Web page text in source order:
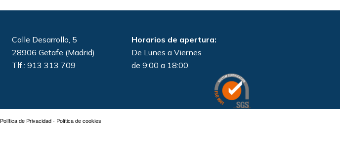
Calle Desarrollo, 5
28906 Getafe (Madrid)
Tlf.: 913 313 709
Horarios de apertura:
De Lunes a Viernes
de 9:00 a 18:00
Política de Privacidad- Política de cookies